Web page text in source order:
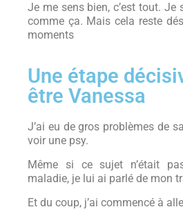
Je me sens bien, c’est tout. Je
comme ça. Mais cela reste
moments
Une étape
être Vanessa
J’ai eu de gros problèmes de
voir une psy.
Même si ce sujet n’était
maladie, je lui ai parlé de mon
Et du coup, j’ai commencé à